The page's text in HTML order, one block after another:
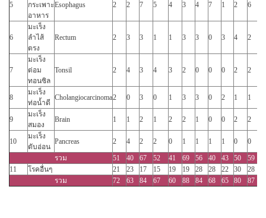
5
กระเพาะ
อาหาร
Esophagus 2 2 7 5 4 3 4 7 1 2 6
6
มะเร็ง
ลำไส้
ตรง
Rectum 2 3 3 1 1 3 3 0 3 4 2
7
มะเร็ง
ต่อม
ทอนซิล
Tonsil 2 4 3 4 3 2 0 0 0 2 2
8
มะเร็ง
ท่อน้ำดี
Cholangiocarcinoma2 0 3 0 1 3 3 0 2 1 1
9
มะเร็ง
สมอง
Brain 1 1 2 1 2 2 1 0 0 2 2
10
มะเร็ง
ตับอ่อน
Pancreas 2 4 2 2 0 1 1 1 1 0 0
รวม
51 40 67 52 41 69 56 40 43 50 59
11
โรคอื่นๆ 21 23 17 15 19 19 28 28 22 30 28
รวม
72 63 84 67 60 88 84 68 65 80 87